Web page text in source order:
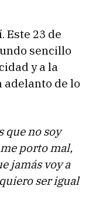
Este 23 de
sencillo
y a la
adelanto de lo
que no soy
porto mal,
jamás voy a
ser igual